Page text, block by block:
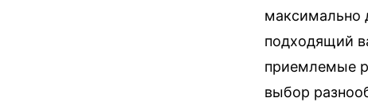
максимально
подходящий
приемлемые
выбор